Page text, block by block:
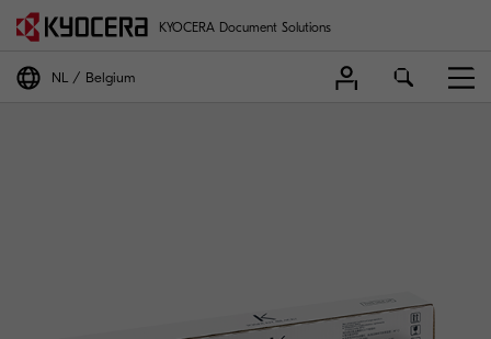
KYOCERA Document Solutions
NL Belgium